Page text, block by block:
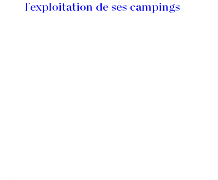
l'exploitation de ses campings